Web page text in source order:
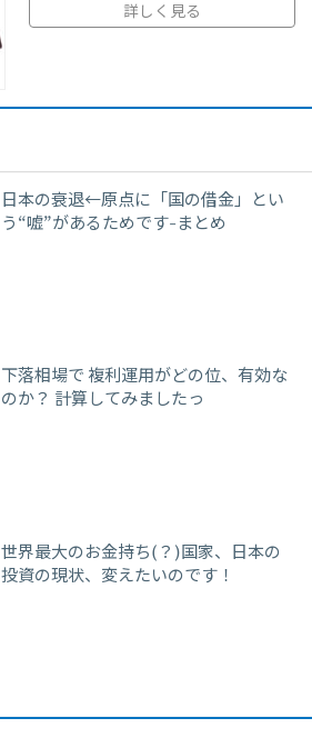
詳しく見る
日本の衰退←原点に「国の借金」とい
う“嘘”があるためです-まとめ
下落相場で 複利運用がどの位、有効な
のか？ 計算してみましたっ
世界最大のお金持ち(？)国家、日本の
投資の現状、変えたいのです！